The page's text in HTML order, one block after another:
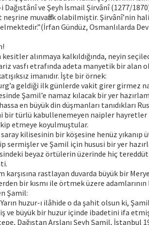
Dağıstânî ve Şeyh İsmail Şirvânî (1277/
muvaffak olabilmiştir. Şirvânî’nin
Gündüz, Osmanlılarda
kesitler alınmaya kalkıldığında, neyin
vasfı etrafında adeta manyetik bir alan
imanıdır. İşte bir örnek:
geldiği ilk günlerde vakit girer girmez
Şamil’e namaz kılacak bir yer
en büyük din düşmanları tanıdıkları
bir türlü kabullenemeyen naipler hayretler
etmeye koyulmuştular.
kilisesinin bir köşesine henüz yıkanıp
sermişler ve Şamil için hususi bir yer
beyaz örtülerin üzerinde hiç
karşısına rastlayan duvarda büyük bir
bir kısmı ile örtmek üzere
Şamil:
huzur-ı ilâhide o da şahit olsun ki,
ve büyük bir huzur içinde ibadetini ifa
Dağıstan Arslanı Şeyh Şamil, İstanbul